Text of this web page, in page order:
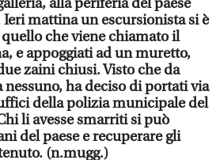
alla periferia del paese
Ieri mattina un escursionista si è
che viene chiamato il
e appoggiati ad un muretto,
zaini chiusi. Visto che da
nessuno, ha deciso di portati via
della polizia municipale del
li avesse smarriti si può
del paese e recuperare gli
(n.mugg.)